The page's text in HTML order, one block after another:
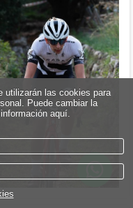
utilizarán las cookies para
Puede cambiar la
aquí.